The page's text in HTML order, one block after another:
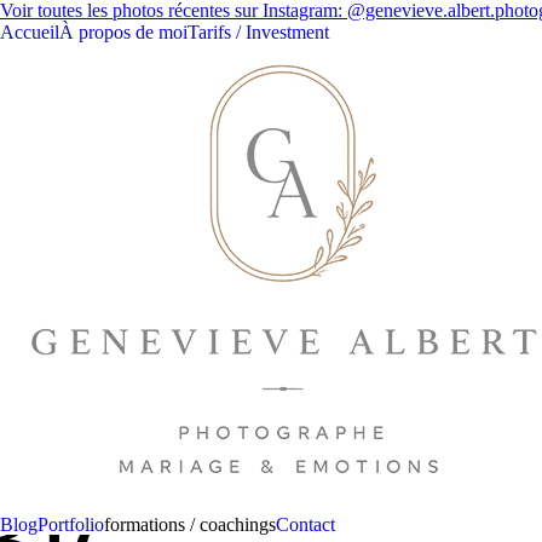
Voir toutes les photos récentes sur Instagram:
AccueilÀ propos de moiTarifs / Investment
BlogPortfolioformations / coachingsContact